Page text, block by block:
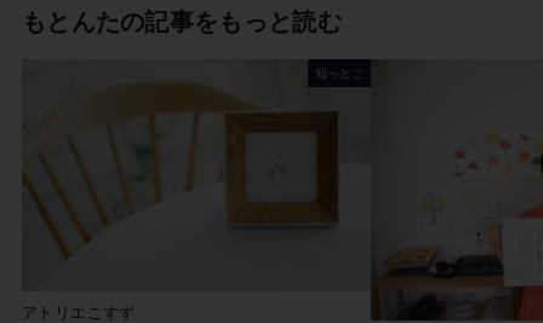
もとんたの記事をもっと読む
知っとこ
アトリエこすず